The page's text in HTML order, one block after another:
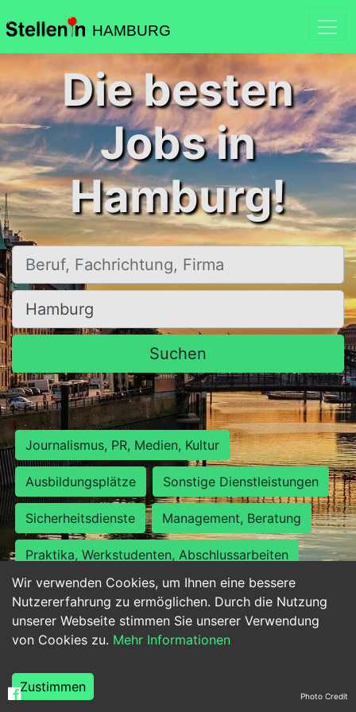
HAMBURG
Wir verwenden Cookies, um Ihnen eine bessere
Nutzererfahrung zu ermöglichen. Durch die Nutzung
unserer Webseite stimmen Sie unserer Verwendung
von Cookies zu. Mehr Informationen
Zustimmen
Die besten
Jobs in
Hamburg!
Beruf, Fachrichtung, Firma
Ort, Stadt
Suchen
Journalismus, PR, Medien, Kultur
Ausbildungsplätze Sonstige Dienstleistungen
Sicherheitsdienste Management, Beratung
Praktika, Werkstudenten, Abschlussarbeiten
Personalwesen Assistenz, Sekretariat
Hilfskräfte, Aushilfs- und Nebenjobs
Weiterbildung, Studium, duale Ausbildung Photo Credit